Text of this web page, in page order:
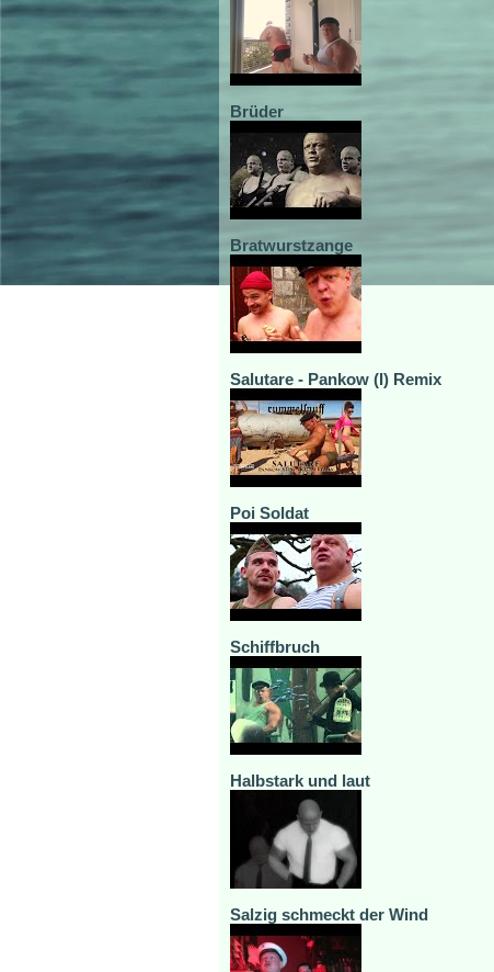
Brüder
Bratwurstzange
Salutare - Pankow (I) Remix
Poi Soldat
Schiffbruch
Halbstark und laut
Salzig schmeckt der Wind